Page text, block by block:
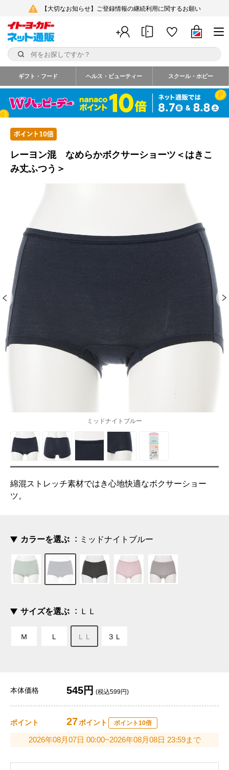
【大切なお知らせ】ご登録情報の継続利用に関するお願い
ギフト・フード ヘルス・ビューティー スクール・ホビー
レーヨン混 なめらかボクサーショーツ＜はきこ
み丈ふつう＞
ミッドナイトブルー
綿混ストレッチ素材ではき心地快適なボクサーショー
ツ。
カラーを選ぶ ミッドナイトブルー
サイズを選ぶ ＬＬ
Ｍ Ｌ ＬＬ ３Ｌ
本体価格 545円 (税込599円)
ポイント 27ポイント ポイント10倍
2026年08月07日 00:00~2026年08月08日 23:59まで